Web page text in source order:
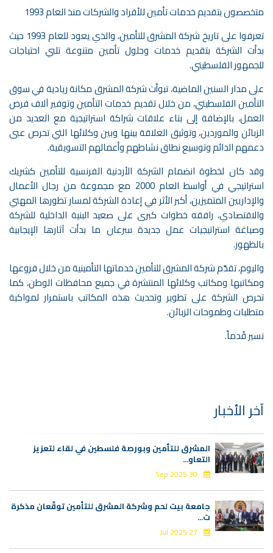
متخصصون بتقديم خدمات تأمين للأفراد والشركات منذ العام 1993
تعرفوا على تاريخ شركة المشرق للتأمين، والذي يعود للعام 1993 حيث
بدأت الشركة بتقديم خدمات وحلول تأمين متنوعة تلبي احتياجات
للجمهور الفلسطيني.
على مدار السنين الماضية، تبوأت شركة المشرق مكانة ريادية في سوق
التأمين الفلسطيني، من خلال تقديم خدمات التأمين وتوفير آلاف فرص
العمل، بالإضافة إلى بناء علاقات شراكة استراتيجية مع العديد من
الزبائن والموردين، وتوثيق العلاقة بينها وبين وكلائها التي تحرص عبى
دعمهم الدائم وتوسيع نطاق نشاطهم وأعمالهم التسويقية.
وقد كان لخطوة انضمام الشركة الأردنية الفرنسية للتأمين كشريك
استراتيجي في أواسط العام 2000 مع مجموعة من رجال الأعمال
والإداريين المتميزين، أكبر الأثر في إعادة الشركة لمسار تطورها المهني
والاقتصادي، رافقه خطوات كبرى على صعيد البنية الداخلية للشركة
وصياغة استراتيجيات عمل جديدة سرعان ما بدأت آثارها الإيجابية
بالظهور.
واليوم، تقدّم شركة المشرق للتأمين خدماتها التأمينية من خلال فروعها
ومكاتبها ومكاتب وكلائها المنتشرة في جميع محافظات الوطن، كما
تحرص الشركة على تطوير وتحديث هذه المكاتب باستمرار لمواكبة
متطلبات وطموحات الزبائن.
نسير قُدماً.
آخر الأخبار
المشرق للتأمين وبورصة فلسطين في لقاء لتعزيز
التعاو...
30 Sep 2025
جامعة بيت لحم وشركة المشرق للتأمين توقّعان مذكرة
ت...
27 Jul 2025